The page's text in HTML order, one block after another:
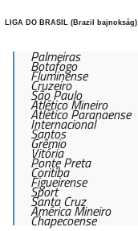
LIGA DO BRASIL (Brazil bajnokság)
Palmeiras
Botafogo
Fluminense
Cruzeiro
São Paulo
Atlético Mineiro
Atlético Paranaense
Internacional
Santos
Grêmio
Vitória
Ponte Preta
Coritiba
Figueirense
Sport
Santa Cruz
América Mineiro
Chapecoense